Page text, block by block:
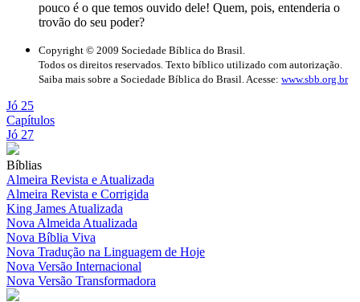
pouco é o que temos ouvido dele! Quem, pois, entenderia o
trovão do seu poder?
Copyright © 2009 Sociedade Bíblica do Brasil.
Todos os direitos reservados. Texto bíblico utilizado com autorização.
Saiba mais sobre a Sociedade Bíblica do Brasil. Acesse: www.sbb.org.br
Jó 25
Capítulos
Jó 27
Bíblias
Almeira Revista e Atualizada
Almeira Revista e Corrigida
King James Atualizada
Nova Almeida Atualizada
Nova Bíblia Viva
Nova Tradução na Linguagem de Hoje
Nova Versão Internacional
Nova Versão Transformadora